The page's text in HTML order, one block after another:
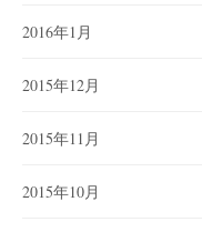
2016年1月
2015年12月
2015年11月
2015年10月